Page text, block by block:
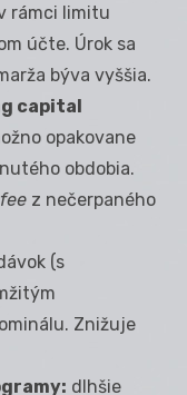
rámci limitu
účte. Úrok sa
býva vyššia.
capital
opakovane
obdobia.
z nečerpaného
(s
Znižuje
dlhšie